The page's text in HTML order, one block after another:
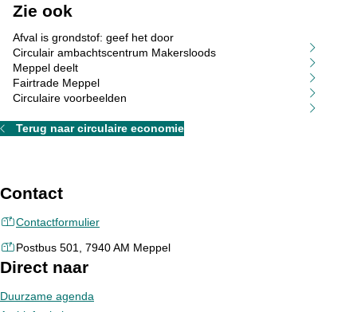
Zie ook
Afval is grondstof: geef het door
Circulair ambachtscentrum Makersloods
Meppel deelt
Fairtrade Meppel
Circulaire voorbeelden
Terug naar circulaire economie
Contact
Contactformulier
Postbus 501, 7940 AM Meppel
Direct naar
Duurzame agenda